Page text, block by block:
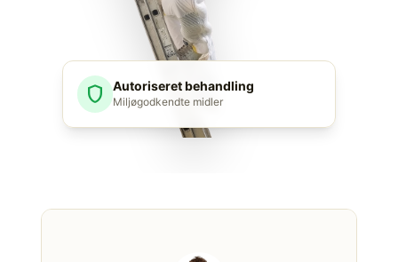
shield Autoriseret behandling
Miljøgodkendte midler